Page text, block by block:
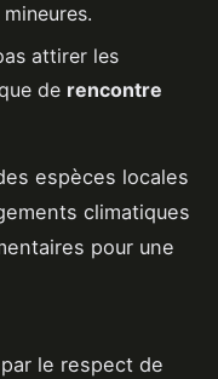
attirer les
de rencontre
espèces locales
climatiques
pour une
le respect de